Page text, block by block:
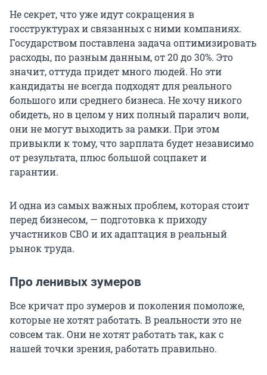
Не секрет, что уже идут сокращения в
госструктурах и связанных с ними компаниях.
Государством поставлена задача оптимизировать
расходы, по разным данным, от 20 до 30%. Это
значит, оттуда придет много людей. Но эти
кандидаты не всегда подходят для реального
большого или среднего бизнеса. Не хочу никого
обидеть, но в целом у них полный паралич воли,
они не могут выходить за рамки. При этом
привыкли к тому, что зарплата будет независимо
от результата, плюс большой соцпакет и
гарантии.
И одна из самых важных проблем, которая стоит
перед бизнесом, — подготовка к приходу
участников СВО и их адаптация в реальный
рынок труда.
Про ленивых зумеров
Все кричат про зумеров и поколения помоложе,
которые не хотят работать. В реальности это не
совсем так. Они не хотят работать так, как с
нашей точки зрения, работать правильно.